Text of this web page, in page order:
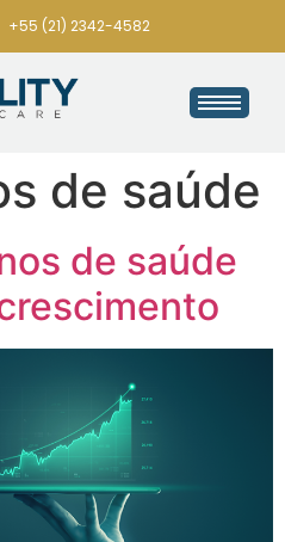
+55 (21) 2342-4582
de saúde
de saúde